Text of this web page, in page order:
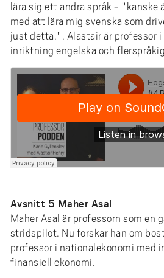
lära sig ett andra språk - "kanske
med att lära mig svenska som
just detta.". Alastair är professor
inriktning engelska och
Avsnitt 5 Maher Asal
Maher Asal är professorn som en
stridspilot. Nu forskar han om
professor i nationalekonomi med
finansiell ekonomi.